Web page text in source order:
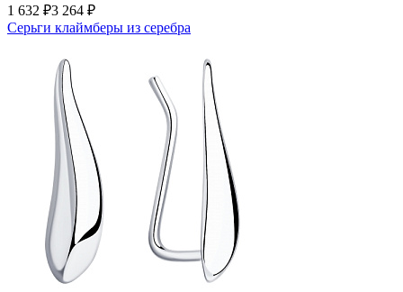
1 632 ₽3 264 ₽
Серьги клаймберы из серебра